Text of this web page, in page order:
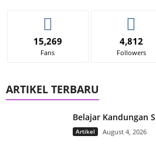
15,269
Fans
4,812
Followers
ARTIKEL TERBARU
Belajar Kandungan
Artikel August 4, 2026